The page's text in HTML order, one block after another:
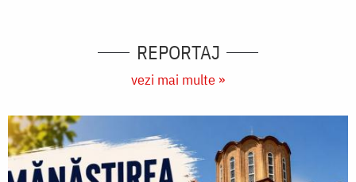
REPORTAJ
vezi mai multe »